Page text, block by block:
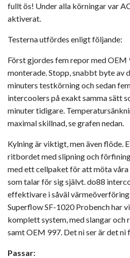
fullt ös! Under alla körningar var
aktiverat.
Testerna utfördes enligt följande:
Först gjordes fem repor med
monterade. Stopp, snabbt byte av
minuters testkörning och sedan
intercoolers på exakt samma sätt
minuter tidigare.
maximal skillnad, se grafen nedan.
Kylning är viktigt, men även flöde.
ritbordet med slipning och
med ett cellpaket för att möta
som talar för sig självt. do88
effektivare i såväl
Superflow SF-1020 Probench har
komplett system, med slangar
samt OEM 997. Det ni ser är det ni
Passar: